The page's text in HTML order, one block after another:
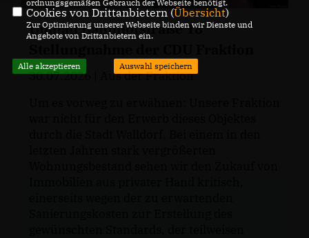
Umbau Bahnhofstraße 18
30.07.2026
| Aus der Fraktion
ordnungsgemäßen Gebrauch der Webseite benötigt.
Cookies von Drittanbietern (Übersicht)
Zur Optimierung unserer Webseite binden wir Dienste und
Angebote von Drittanbietern ein.
Alle akzeptieren Auswahl speichern